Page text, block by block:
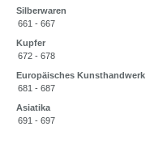
Silberwaren
661 - 667
Kupfer
672 - 678
Europäisches Kunsthandwerk
681 - 687
Asiatika
691 - 697